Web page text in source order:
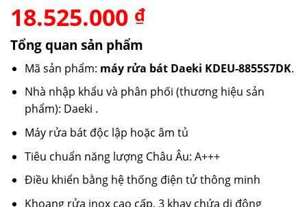
Giá
gốc
là:
28.500.000 ₫.
18.525.000 ₫Giá
là:
18.525.000 ₫.
Tổng quan sản phẩm
Mã sản phẩm: máy rửa bát Daeki KDEU-8855S7DK.
Nhà nhập khẩu và phân phối (thương hiệu sản
phẩm): Daeki .
Máy rửa bát độc lập hoặc âm tủ
Tiêu chuẩn năng lượng Châu Âu: A+++
Điều khiển bằng hệ thống điện tử thông minh
Khoang rửa inox cao cấp, 3 khay chứa di động